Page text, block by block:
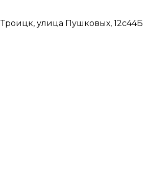
Троицк, улица Пушковых, 12с44Б